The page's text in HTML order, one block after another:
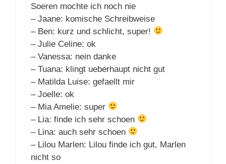
Soeren mochte ich noch nie
– Jaane: komische Schreibweise
– Ben: kurz und schlicht, super!
– Julie Celine: ok
– Vanessa: nein danke
– Tuana: klingt ueberhaupt nicht gut
– Matilda Luise: gefaellt mir
– Joelle: ok
– Mia Amelie: super
– Lia: finde ich sehr schoen
– Lina: auch sehr schoen
– Lilou Marlen: Lilou finde ich gut, Marlen
nicht so